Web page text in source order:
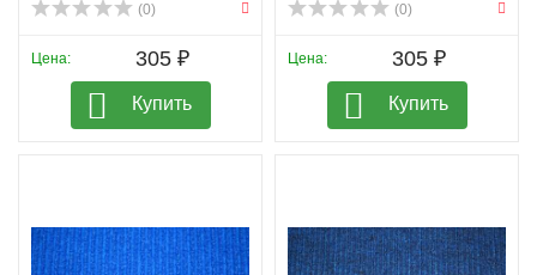
(0)
Цена: 305 ₽
Купить
(0)
Цена: 305 ₽
Купить